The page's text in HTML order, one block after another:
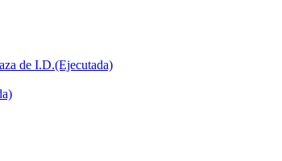
de I.D.(Ejecutada)